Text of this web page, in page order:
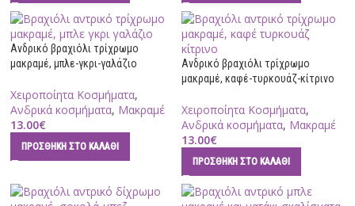
Ανδρικό βραχιόλι τρίχρωμο
μακραμέ, μπλε-γκρι-γαλάζιο
Χειροποίητα Κοσμήματα,
Ανδρικά κοσμήματα, Μακραμέ
13.00€
ΠΡΟΣΘΉΚΗ ΣΤΟ ΚΑΛΆΘΙ
Ανδρικό βραχιόλι τρίχρωμο
μακραμέ, καφέ-τυρκουάζ-κίτρινο
Χειροποίητα Κοσμήματα,
Ανδρικά κοσμήματα, Μακραμέ
13.00€
ΠΡΟΣΘΉΚΗ ΣΤΟ ΚΑΛΆΘΙ